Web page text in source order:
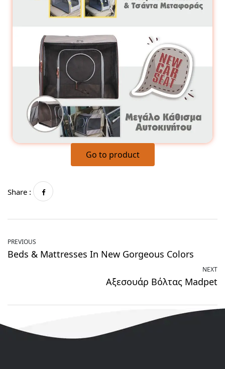
Go to product
Share :
PREVIOUS
Beds & Mattresses In New Gorgeous Colors
NEXT
Αξεσουάρ Βόλτας Madpet